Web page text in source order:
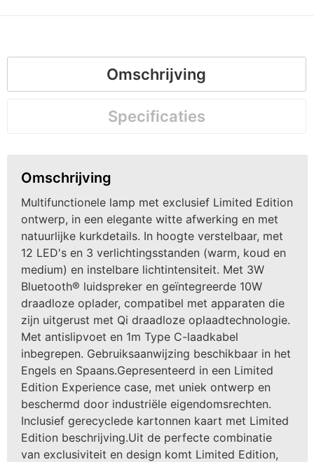
Omschrijving
Specificaties
Omschrijving
Multifunctionele lamp met exclusief Limited Edition
ontwerp, in een elegante witte afwerking en met
natuurlijke kurkdetails. In hoogte verstelbaar, met
12 LED's en 3 verlichtingsstanden (warm, koud en
medium) en instelbare lichtintensiteit. Met 3W
Bluetooth® luidspreker en geïntegreerde 10W
draadloze oplader, compatibel met apparaten die
zijn uitgerust met Qi draadloze oplaadtechnologie.
Met antislipvoet en 1m Type C-laadkabel
inbegrepen. Gebruiksaanwijzing beschikbaar in het
Engels en Spaans.Gepresenteerd in een Limited
Edition Experience case, met uniek ontwerp en
beschermd door industriële eigendomsrechten.
Inclusief gerecyclede kartonnen kaart met Limited
Edition beschrijving.Uit de perfecte combinatie
van exclusiviteit en design komt Limited Edition,